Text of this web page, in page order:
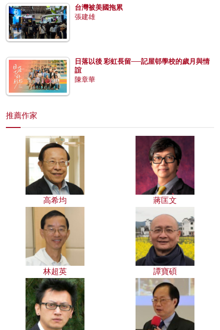
台灣被美國拖累
張建雄
日落以後 彩虹長留──記屋邨學校的歲月與情
誼
陳章華
推薦作家
高希均 蔣匡文
林超英 譚寶碩